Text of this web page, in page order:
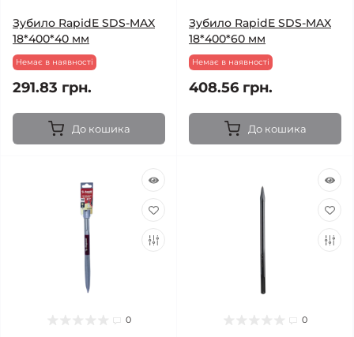
Зубило RapidE SDS-MAX
18*400*40 мм
Немає в наявності
291.83 грн.
До кошика
Зубило RapidE SDS-MAX
18*400*60 мм
Немає в наявності
408.56 грн.
До кошика
0 0